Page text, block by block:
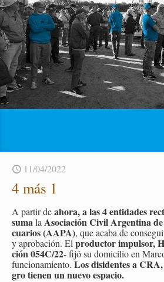
11/04/2022
4 más 1
A par­tir deahora, a las 4 en­ti­da­des
sumala Aso­cia­ción Civil Ar­gen­ti­na
cua­rios (AAPA), que acaba de
y apro­ba­ción. El pro­duc­tor im­pul­sor,
ción 054C/22- fijó su do­mi­ci­lio en
fun­cio­na­mien­to. Los di­si­den­tes a
gro tie­nen un nuevo es­pa­cio.